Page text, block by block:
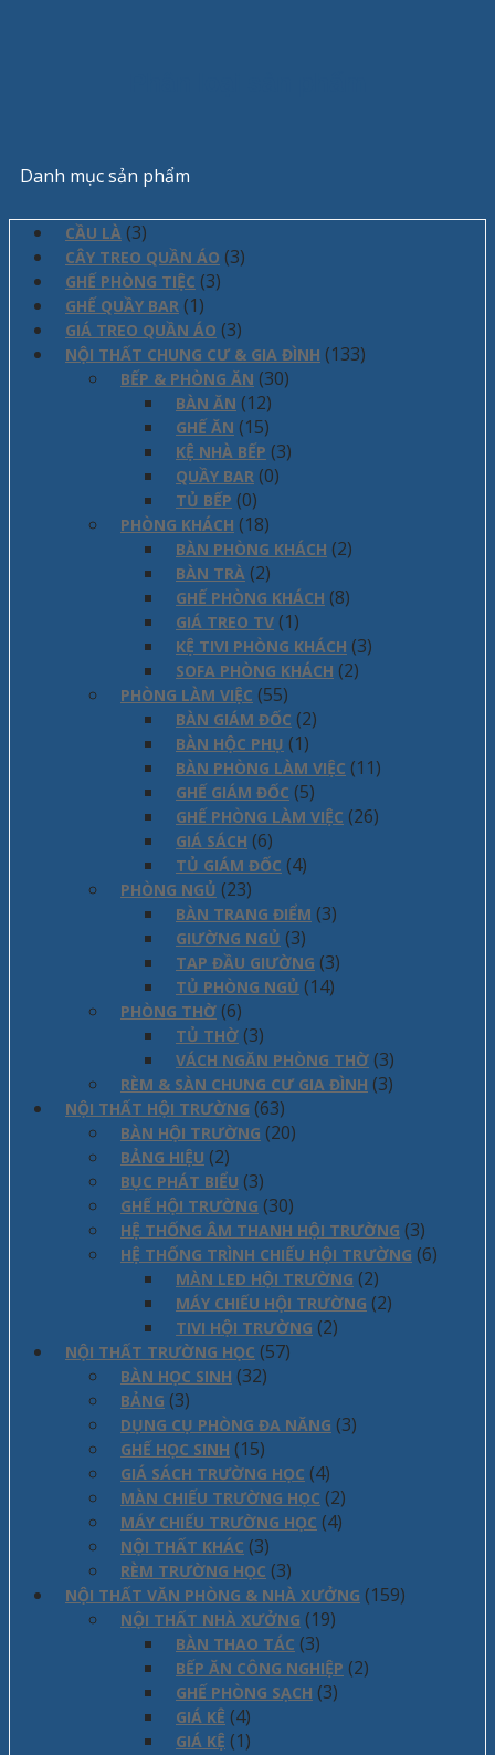
Danh mục sản phẩm
CẦU LÀ (3)
CÂY TREO QUẦN ÁO (3)
GHẾ PHÒNG TIỆC (3)
GHẾ QUẦY BAR (1)
GIÁ TREO QUẦN ÁO (3)
NỘI THẤT CHUNG CƯ & GIA ĐÌNH (133)
BẾP & PHÒNG ĂN (30)
BÀN ĂN (12)
GHẾ ĂN (15)
KỆ NHÀ BẾP (3)
QUẦY BAR (0)
TỦ BẾP (0)
PHÒNG KHÁCH (18)
BÀN PHÒNG KHÁCH (2)
BÀN TRÀ (2)
GHẾ PHÒNG KHÁCH (8)
GIÁ TREO TV (1)
KỆ TIVI PHÒNG KHÁCH (3)
SOFA PHÒNG KHÁCH (2)
PHÒNG LÀM VIỆC (55)
BÀN GIÁM ĐỐC (2)
BÀN HỘC PHỤ (1)
BÀN PHÒNG LÀM VIỆC (11)
GHẾ GIÁM ĐỐC (5)
GHẾ PHÒNG LÀM VIỆC (26)
GIÁ SÁCH (6)
TỦ GIÁM ĐỐC (4)
PHÒNG NGỦ (23)
BÀN TRANG ĐIỂM (3)
GIƯỜNG NGỦ (3)
TAP ĐẦU GIƯỜNG (3)
TỦ PHÒNG NGỦ (14)
PHÒNG THỜ (6)
TỦ THỜ (3)
VÁCH NGĂN PHÒNG THỜ (3)
RÈM & SÀN CHUNG CƯ GIA ĐÌNH (3)
NỘI THẤT HỘI TRƯỜNG (63)
BÀN HỘI TRƯỜNG (20)
BẢNG HIỆU (2)
BỤC PHÁT BIỂU (3)
GHẾ HỘI TRƯỜNG (30)
HỆ THỐNG ÂM THANH HỘI TRƯỜNG (3)
HỆ THỐNG TRÌNH CHIẾU HỘI TRƯỜNG (6)
MÀN LED HỘI TRƯỜNG (2)
MÁY CHIẾU HỘI TRƯỜNG (2)
TIVI HỘI TRƯỜNG (2)
NỘI THẤT TRƯỜNG HỌC (57)
BÀN HỌC SINH (32)
BẢNG (3)
DỤNG CỤ PHÒNG ĐA NĂNG (3)
GHẾ HỌC SINH (15)
GIÁ SÁCH TRƯỜNG HỌC (4)
MÀN CHIẾU TRƯỜNG HỌC (2)
MÁY CHIẾU TRƯỜNG HỌC (4)
NỘI THẤT KHÁC (3)
RÈM TRƯỜNG HỌC (3)
NỘI THẤT VĂN PHÒNG & NHÀ XƯỞNG (159)
NỘI THẤT NHÀ XƯỞNG (19)
BÀN THAO TÁC (3)
BẾP ĂN CÔNG NGHIỆP (2)
GHẾ PHÒNG SẠCH (3)
GIÁ KÊ (4)
GIÁ KỆ (1)